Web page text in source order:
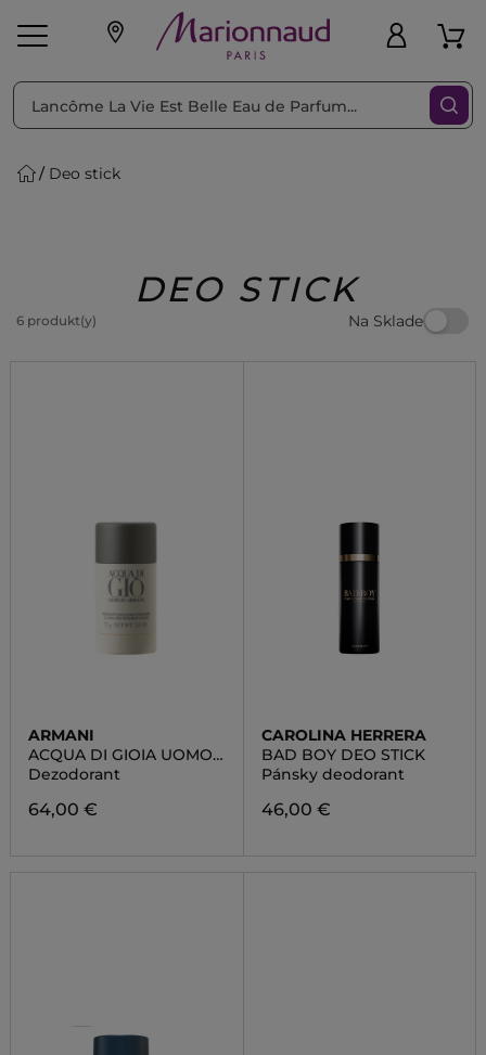
pleť Líčenie
Beauty
Deo stick
DEO STICK
6 produkt(y) Na Sklade
Triediť podľa Filtrovať
ARMANI
ACQUA DI GIOIA UOMO
DEO STICK
Dezodorant
64,00 €
CAROLINA HERRERA
BAD BOY DEO STICK
Pánsky deodorant
46,00 €